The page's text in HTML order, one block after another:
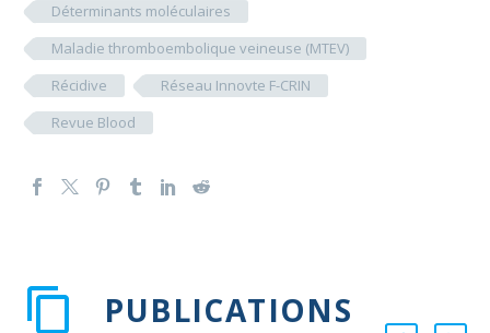
Déterminants moléculaires
Maladie thromboembolique veineuse (MTEV)
Récidive
Réseau Innovte F-CRIN
Revue Blood
PUBLICATIONS